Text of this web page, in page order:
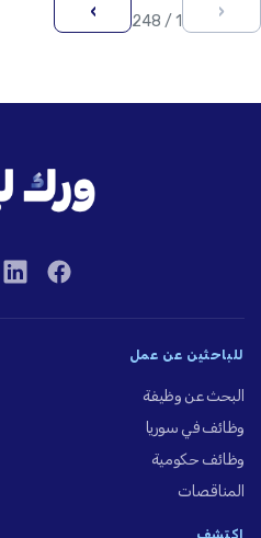
‹
1 / 248
›
للباحثين عن عمل
البحث عن وظيفة
وظائف في سوريا
وظائف حكومية
المناقصات
اكتشف